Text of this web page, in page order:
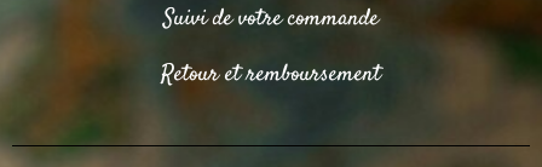
Suivi de votre commande
Retour et remboursement